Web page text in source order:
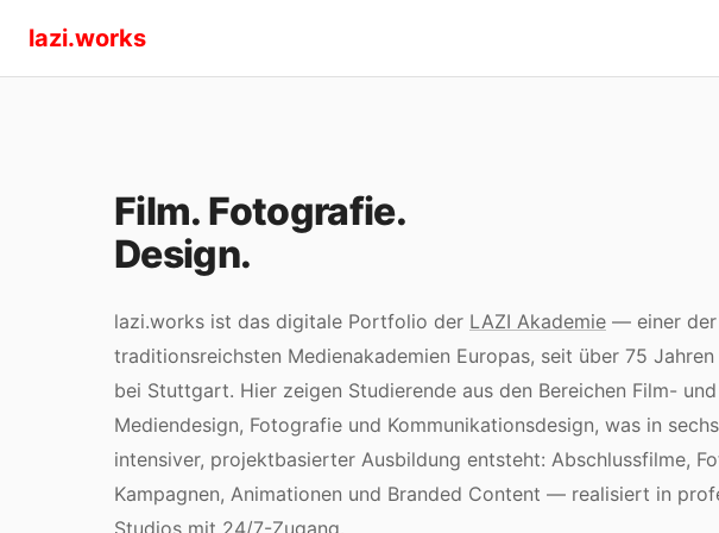
lazi.works
Film. Fotografie.
Design.
lazi.works ist das digitale Portfolio der LAZI Akademie — einer der
traditionsreichsten Medienakademien Europas, seit über 75
bei Stuttgart. Hier zeigen Studierende aus den Bereichen Film- und
Mediendesign, Fotografie und Kommunikationsdesign, was in
intensiver, projektbasierter Ausbildung entsteht: Abschlussfilme,
Kampagnen, Animationen und Branded Content — realisiert in
Studios mit 24/7-Zugang.